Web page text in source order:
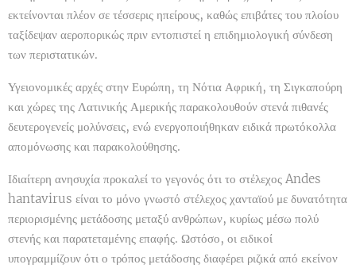
εκτείνονται πλέον σε τέσσερις ηπείρους, καθώς επιβάτες του πλοίου
ταξίδεψαν αεροπορικώς πριν εντοπιστεί η επιδημιολογική σύνδεση
των περιστατικών.
Υγειονομικές αρχές στην Ευρώπη, τη Νότια Αφρική, τη Σιγκαπούρη
και χώρες της Λατινικής Αμερικής παρακολουθούν στενά πιθανές
δευτερογενείς μολύνσεις, ενώ ενεργοποιήθηκαν ειδικά πρωτόκολλα
απομόνωσης και παρακολούθησης.
Ιδιαίτερη ανησυχία προκαλεί το γεγονός ότι το στέλεχος Andes
hantavirus είναι το μόνο γνωστό στέλεχος χανταϊού με δυνατότητα
περιορισμένης μετάδοσης μεταξύ ανθρώπων, κυρίως μέσω πολύ
στενής και παρατεταμένης επαφής. Ωστόσο, οι ειδικοί
υπογραμμίζουν ότι ο τρόπος μετάδοσης διαφέρει ριζικά από εκείνον